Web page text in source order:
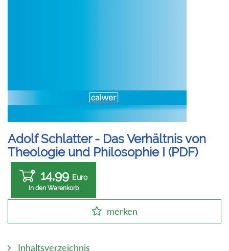
Adolf Schlatter - Das Verhältnis von
Theologie und Philosophie I (PDF)
14,99 Euro
In den Warenkorb
merken
Inhaltsverzeichnis